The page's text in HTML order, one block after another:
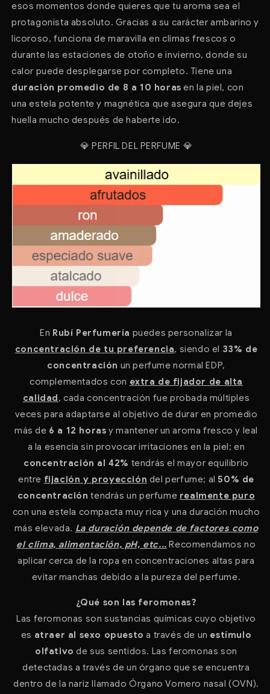
esos momentos donde quieres que tu aroma sea el
protagonista absoluto. Gracias a su carácter ambarino y
licoroso, funciona de maravilla en climas frescos o
durante las estaciones de otoño e invierno, donde su
calor puede desplegarse por completo. Tiene una
duración promedio de 8 a 10 horas en la piel, con
una estela potente y magnética que asegura que dejes
huella mucho después de haberte ido.
💎 PERFIL DEL PERFUME 💎
En Rubí Perfumería puedes personalizar la
concentración de tu preferencia, siendo el 33% de
concentración un perfume normal EDP,
complementados con extra de fijador de alta
calidad , cada concentración fue probada múltiples
veces para adaptarse al objetivo de durar en promedio
más de 6 a 12 horas y mantener un aroma fresco y leal
a la esencia sin provocar irritaciones en la piel; en
concentración al 42% tendrás el mayor equilibrio
entre fijación y proyección del perfume; al50% de
concentración tendrás un perfume realmente puro
con una estela compacta muy rica y una duración mucho
más elevada. La duración depende de factores como
el clima, alimentación, pH, etc... Recomendamos no
aplicar cerca de la ropa en concentraciones altas para
evitar manchas debido a la pureza del perfume.
¿Qué son las feromonas?
Las feromonas son sustancias químicas cuyo objetivo
es atraer al sexo opuesto a través de un estímulo
olfativo de sus sentidos. Las feromonas son
detectadas a través de un órgano que se encuentra
dentro de la nariz llamado Órgano Vomero nasal (OVN).